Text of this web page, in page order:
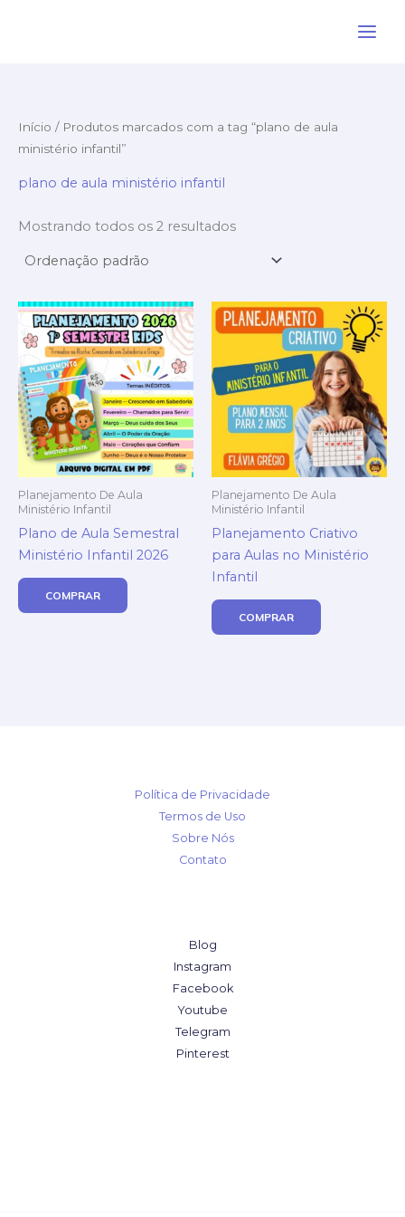
Início / Produtos marcados com a tag “plano de aula
ministério infantil”
plano de aula ministério infantil
Mostrando todos os 2 resultados
Planejamento De Aula
Ministério Infantil
Plano de Aula Semestral
Ministério Infantil 2026
COMPRAR
Planejamento De Aula
Ministério Infantil
Planejamento Criativo
para Aulas no Ministério
Infantil
COMPRAR
Política de Privacidade
Termos de Uso
Sobre Nós
Contato
Blog
Instagram
Facebook
Youtube
Telegram
Pinterest